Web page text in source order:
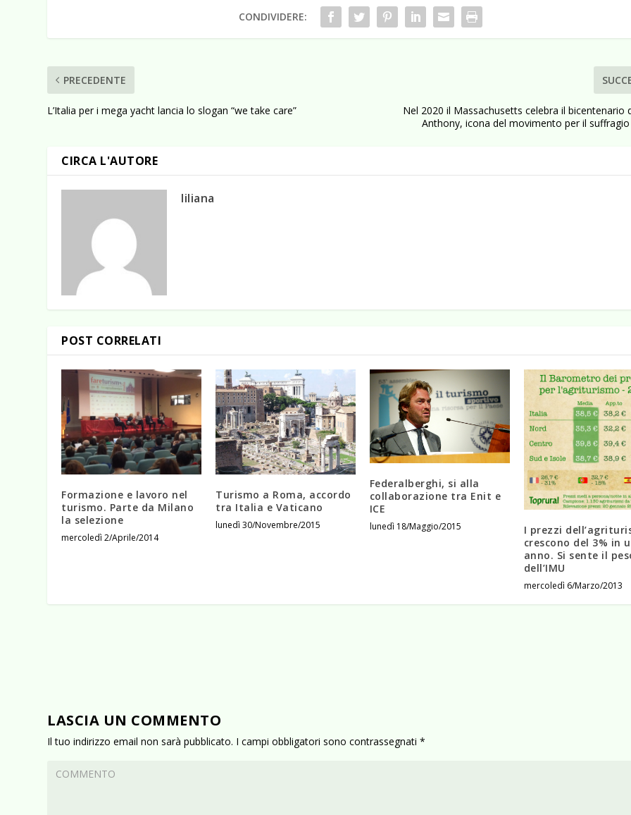
CONDIVIDERE:
PRECEDENTE
L’Italia per i mega yacht lancia lo slogan “we take care”
Nel 2020 il Massachusetts celebra il bicentenario
Anthony, icona del movimento per il
CIRCA L'AUTORE
liliana
POST CORRELATI
Formazione e lavoro nel
turismo. Parte da Milano
la selezione
mercoledì 2/Aprile/2014
Turismo a Roma, accordo
tra Italia e Vaticano
lunedì 30/Novembre/2015
Federalberghi, si alla
collaborazione tra Enit e
ICE
lunedì 18/Maggio/2015
I prezzi
crescono del 3% in
anno. Si sente il
dell’IMU
mercoledì 6/Marzo/2013
LASCIA UN COMMENTO
Il tuo indirizzo email non sarà pubblicato. I campi obbligatori sono contrassegnati*